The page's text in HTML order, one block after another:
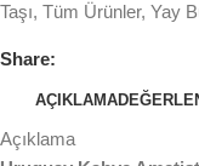
Taşı, Tüm Ürünler, Yay
Share:
AÇIKLAMA
Açıklama